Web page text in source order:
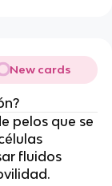
New cards
pelos que se
fluidos